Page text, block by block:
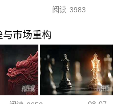
阅读 3983
与市场重构